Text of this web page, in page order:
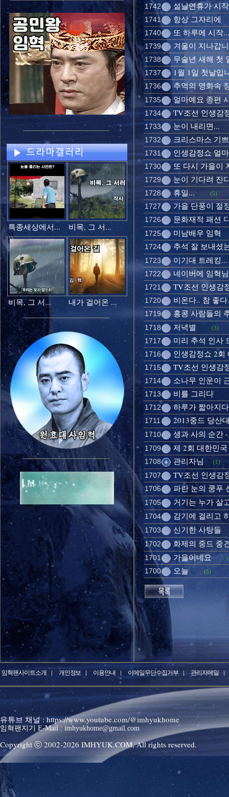
특종세상에서... 비목, 그 서...
비목, 그 서... 내가 걸어온 ...
1742 설날연휴가 시
1741 항상 그자리에
1740 또 하루에 시작...
1739 겨울이 지나갑
1738 무술년 새해 첫
1737 1월 1일 첫날입
1736 추억의 영화속
1735 얼마예요 종편
1734 TV조선 인생감
1733 눈이 내리면...
1732 크리스마스 기
1731 인생감정쇼 얼
1730 또 다시 가을이
1729 눈이 기다려 진
1728 휴일... (5)
1727 가을 단풍이 절
1726 문화재적 패션
1725 미남배우 임혁
1724 추석 잘 보내셨
1723 이기대 트레킹...
1722 네이버에 임혁
1721 TV조선 인생감
1720 비온다.. 참 좋
1719 홍콩 사람들의
1718 저녁별 (3)
1717 미리 추석 인사
1716 인생감정쇼 2회
1715 TV조선 인생감
1714 소나무 인운이
1713 비를 그리다
1712 하루가 짧아지다
1711 2013중드 당산
1710 생과 사의 순간
1709 제 2회 대한민
1708 관리자님 (1)
1707 TV조선 인생감
1706 파란 눈의 쿵푸
1705 거기는 누가 살
1704 감기에 걸리고
1703 신기한 사탕들
1702 화제의 중드 중
1701 가을이네요
1700 오늘 (5)
임혁팬사이트소개 개인정보 이용안내 이메일무단수집거부 관리자메일
유튜브 채널 : https://www.youtube.com/@imhyukhome
임혁팬지기 E-Mail : imhyukhome@gmail.com
Copyright ⓒ 2002-2026 IMHYUK.COM,All rights reserved.